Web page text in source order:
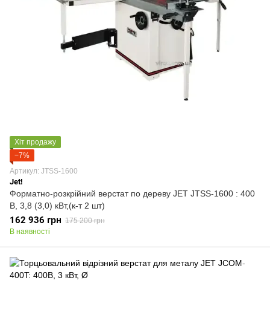
Хіт продажу
−7%
Артикул: JTSS-1600
Jet!
Форматно-розкрійний верстат по дереву JET JTSS-1600 : 400
В, 3,8 (3,0) кВт,(к-т 2 шт)
162 936 грн 175 200 грн
В наявності